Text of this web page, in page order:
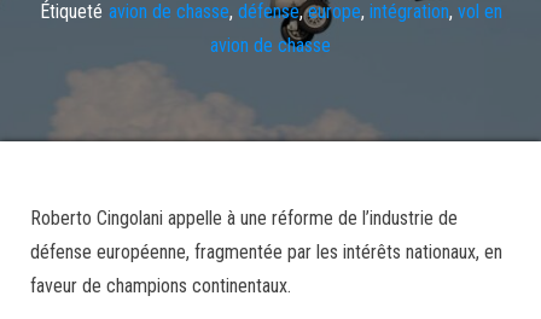
Étiqueté avion de chasse, défense,europe, intégration, vol en
avion de chasse
Roberto Cingolani appelle à une réforme de l’industrie de
défense européenne, fragmentée par les intérêts nationaux, en
faveur de champions continentaux.